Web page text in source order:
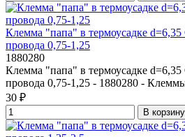
Клемма "папа" в термоусадке d=6,35
провода 0,75-1,25
1880280
Клемма "папа" в термоусадке d=6,35
провода 0,75-1,25 - 1880280 -
30 ₽
В корзину